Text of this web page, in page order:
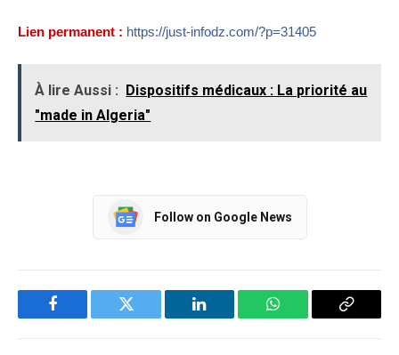
Lien permanent : https://just-infodz.com/?p=31405
À lire Aussi : Dispositifs médicaux : La priorité au
"made in Algeria"
Follow on Google News
Facebook Twitter LinkedIn WhatsApp Copy